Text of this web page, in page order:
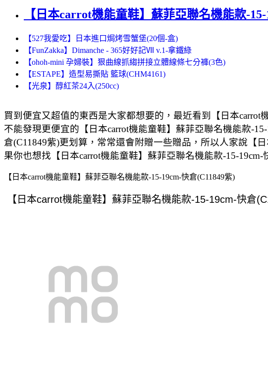
【日本carrot機能童鞋】蘇菲亞聯名機能款-
【527我愛吃】日本進口焗烤雪蟹堡(20個-盒)
【FunZakka】Dimanche - 365好好記Ⅶ v.1-拿鐵綠
【ohoh-mini 孕婦裝】狠曲線抓縐拼接立體線條七分褲(3色)
【ESTAPE】造型易撕貼 籃球(CHM4161)
【光泉】醇紅茶24入(250cc)
買到便宜又超值的東西是大家都想要的，最近看到【日本
不能發現更便宜的【日本carrot機能童鞋】蘇菲亞聯名機能款-
倉(C11849紫)更划算，常常還會附贈一些贈品，所以人家說【
果你也想找【日本carrot機能童鞋】蘇菲亞聯名機能款-15-
【日本carrot機能童鞋】蘇菲亞聯名機能款-15-19cm-快倉(C11849紫)